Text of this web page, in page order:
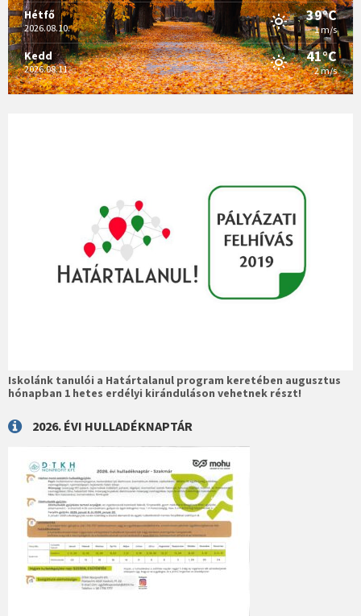
Hétfő
2026.08.10.
39°C
1 m/s
Kedd
2026.08.11.
41°C
2 m/s
Iskolánk tanulói a Határtalanul program keretében augusztus
hónapban 1 hetes erdélyi kiránduláson vehetnek részt!
2026. ÉVI HULLADÉKNAPTÁR